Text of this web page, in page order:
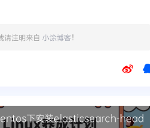
请注明来自 小涂博客！
下安装elasticsearch-head